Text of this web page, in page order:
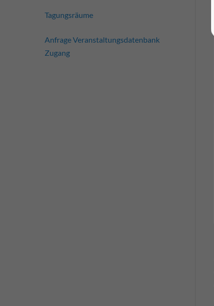
Tagungsräume
Anfrage Veranstaltungsdatenbank
Zugang